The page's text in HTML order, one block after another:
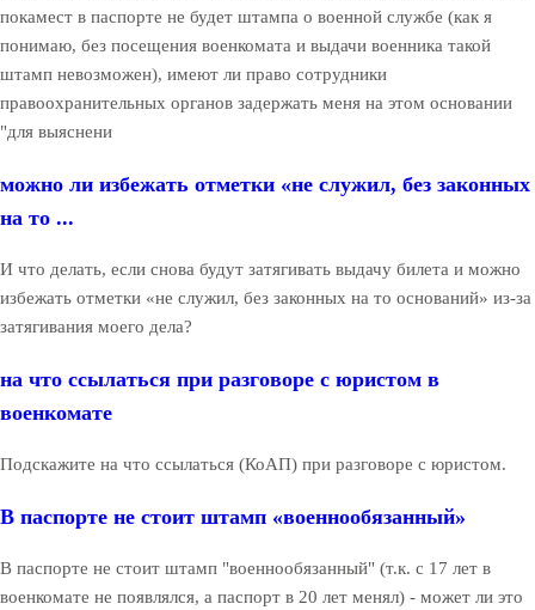
покамест в паспорте не будет штампа о военной службе (как я
понимаю, без посещения военкомата и выдачи военника такой
штамп невозможен), имеют ли право сотрудники
правоохранительных органов задержать меня на этом основании
"для выяснени
можно ли избежать отметки «не служил, без законных
на то ...
И что делать, если снова будут затягивать выдачу билета и можно
избежать отметки «не служил, без законных на то оснований» из-за
затягивания моего дела?
на что ссылаться при разговоре с юристом в
военкомате
Подскажите на что ссылаться (КоАП) при разговоре с юристом.
В паспорте не стоит штамп «военнообязанный»
В паспорте не стоит штамп "военнообязанный" (т.к. с 17 лет в
военкомате не появлялся, а паспорт в 20 лет менял) - может ли это